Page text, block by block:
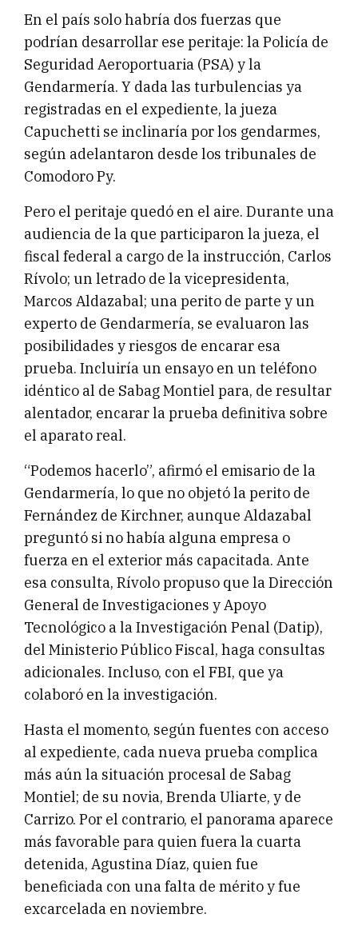
En el país solo habría dos fuerzas que
podrían desarrollar ese peritaje: la Policía de
Seguridad Aeroportuaria (PSA) y la
Gendarmería. Y dada las turbulencias ya
registradas en el expediente, la jueza
Capuchetti se inclinaría por los gendarmes,
según adelantaron desde los tribunales de
Comodoro Py.
Pero el peritaje quedó en el aire. Durante una
audiencia de la que participaron la jueza, el
fiscal federal a cargo de la instrucción, Carlos
Rívolo; un letrado de la vicepresidenta,
Marcos Aldazabal; una perito de parte y un
experto de Gendarmería, se evaluaron las
posibilidades y riesgos de encarar esa
prueba. Incluiría un ensayo en un teléfono
idéntico al de Sabag Montiel para, de resultar
alentador, encarar la prueba definitiva sobre
el aparato real.
“Podemos hacerlo”, afirmó el emisario de la
Gendarmería, lo que no objetó la perito de
Fernández de Kirchner, aunque Aldazabal
preguntó si no había alguna empresa o
fuerza en el exterior más capacitada. Ante
esa consulta, Rívolo propuso que la Dirección
General de Investigaciones y Apoyo
Tecnológico a la Investigación Penal (Datip),
del Ministerio Público Fiscal, haga consultas
adicionales. Incluso, con el FBI, que ya
colaboró en la investigación.
Hasta el momento, según fuentes con acceso
al expediente, cada nueva prueba complica
más aún la situación procesal de Sabag
Montiel; de su novia, Brenda Uliarte, y de
Carrizo. Por el contrario, el panorama aparece
más favorable para quien fuera la cuarta
detenida, Agustina Díaz, quien fue
beneficiada con una falta de mérito y fue
excarcelada en noviembre.